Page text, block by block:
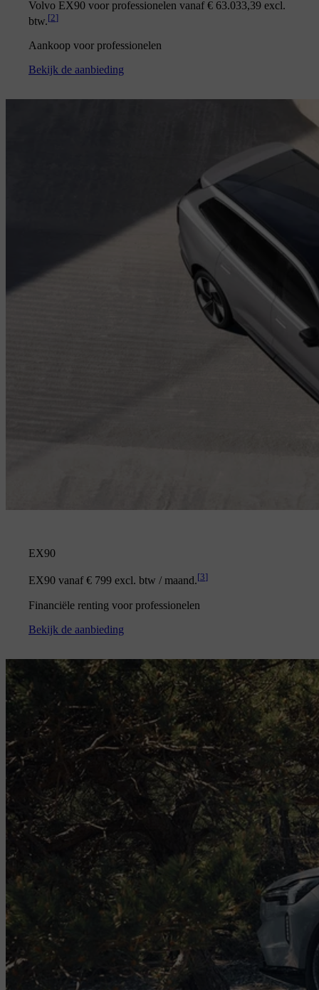
Volvo EX90 voor professionelen vanaf € 63.033,39 excl.
btw.[2]
Aankoop voor professionelen
Bekijk de aanbieding
EX90
EX90 vanaf € 799 excl. btw / maand.[3]
Financiële renting voor professionelen
Bekijk de aanbieding